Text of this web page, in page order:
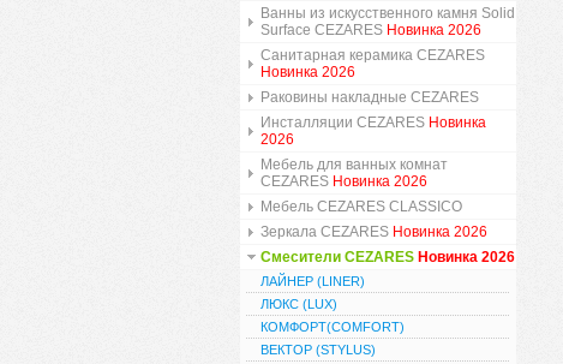
Ванны из искусственного камня Solid
Surface CEZARES Новинка 2026
Санитарная керамика CEZARES
Новинка 2026
Раковины накладные CEZARES
Инсталляции CEZARES Новинка
2026
Мебель для ванных комнат
CEZARES Новинка 2026
Мебель CEZARES CLASSICO
Зеркала CEZARES Новинка 2026
Смесители CEZARES Новинка 2026
ЛАЙНЕР (LINER)
ЛЮКС (LUX)
КОМФОРТ(COMFORT)
ВЕКТОР (STYLUS)